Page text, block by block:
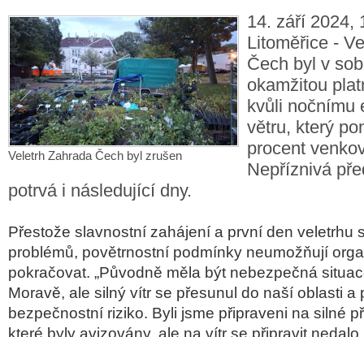
Veletrh Zahrada Čech byl zrušen
14. září 2024,
Litoměřice -
Čech byl v
okamžitou
kvůli nočnímu
větru, který
procent
Nepříznivá
potrvá i následující dny.
Přestože slavnostní zahájení a první den veletrhu
problémů, povětrnostní podmínky neumožňují
pokračovat. „Původně měla být nebezpečná
Moravě, ale silný vítr se přesunul do naší oblasti a
bezpečnostní riziko. Byli jsme připraveni na silné
které byly avizovány, ale na vítr se připravit